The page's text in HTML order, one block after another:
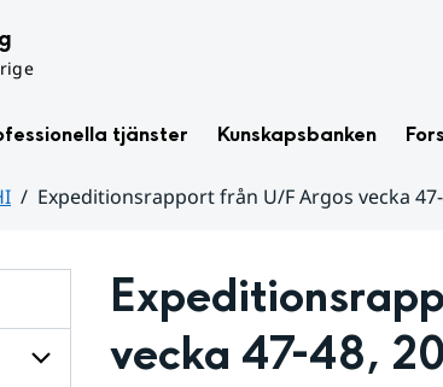
tjänster Kunskapsbanken
Expeditionsrapport från U/F Argos vecka
vecka 47-48,